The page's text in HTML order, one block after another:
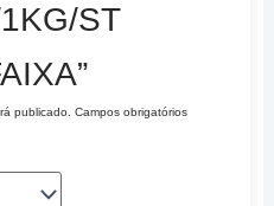
ST
publicado. Campos obrigatórios